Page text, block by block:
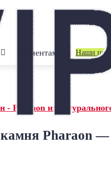
Клиентам Наши
Pharaon из
Pharaon